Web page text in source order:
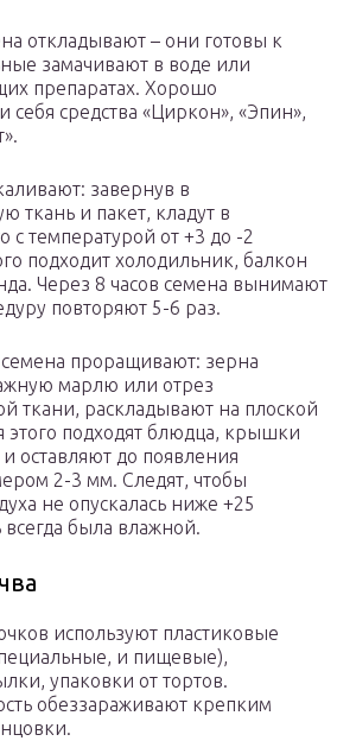
откладывают – они готовы к
замачивают в воде или
препаратах. Хорошо
себя средства «Циркон», «Эпин»,
завернув в
ткань и пакет, кладут в
с температурой от +3 до -2
подходит холодильник, балкон
Через 8 часов семена вынимают
повторяют 5-6 раз.
проращивают: зерна
марлю или отрез
ткани, раскладывают на плоской
этого подходят блюдца, крышки
оставляют до появления
2-3 мм. Следят, чтобы
не опускалась ниже +25
всегда была влажной.
используют пластиковые
и пищевые),
упаковки от тортов.
обеззараживают крепким